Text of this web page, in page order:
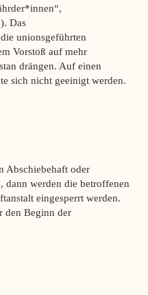
Das
unionsgeführten
Vorstoß auf mehr
drängen. Auf einen
sich nicht geeinigt werden.
Abschiebehaft oder
dann werden die betroffenen
eingesperrt werden.
Beginn der